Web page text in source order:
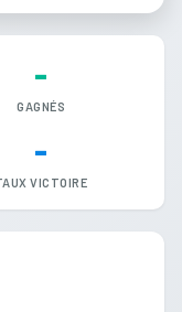
-
GAGNÉS
-
VICTOIRE